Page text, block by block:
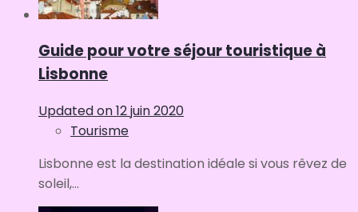
Guide pour votre séjour touristique à
Lisbonne
Updated on12 juin 2020
Tourisme
Lisbonne est la destination idéale si vous rêvez de
soleil,...